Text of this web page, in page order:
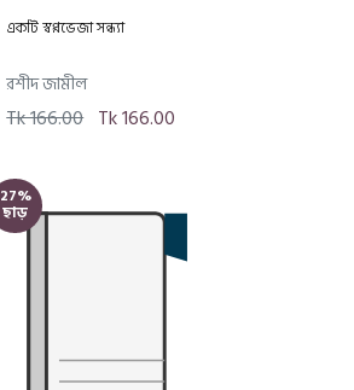
একটি স্বপ্নভেজা সন্ধ্যা
রশীদ জামীল
Tk 166.00 Tk 166.00
27%
ছাড়